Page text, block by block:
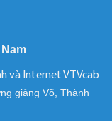
và Internet VTVcab
giảng Võ, Thành